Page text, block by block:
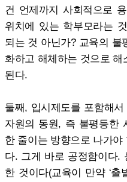
건 언제까지 사회적으로
위치에 있는 학부모라는
되는 것 아닌가? 교육의 불
화하고 해체하는 것으로
된다.
둘째, 입시제도를 포함해
자원의 동원, 즉 불평등한
한 줄이는 방향으로 나가
다. 그게 바로 공정함이다.
한 것이다(교육이 만약 ‘출